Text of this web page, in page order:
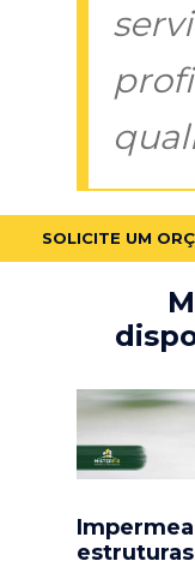
SOLICITE UM
estruturas